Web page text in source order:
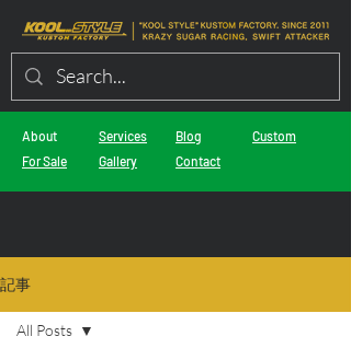
About
For Sale
Services
Gallery
Blog
Contact
Custom
記事
All Posts